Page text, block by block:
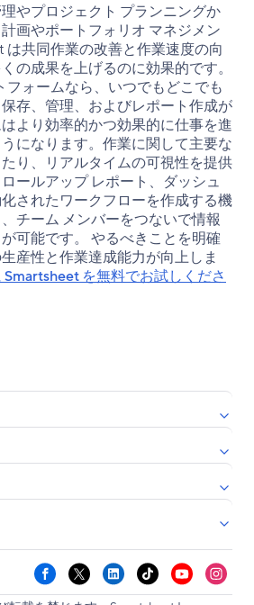
やプロジェクト プランニングか
画やポートフォリオ マネジメン
は共同作業の改善と作業速度の向
の成果を上げるのに効果的です。
フォームなら、いつでもどこでも
存、管理、およびレポート作成が
より効率的かつ効果的に仕事を進
になります。作業に関して主要な
り、リアルタイムの可視性を提供
ールアップ レポート、ダッシュ
されたワークフローを作成する機
チーム メンバーをつないで情報
可能です。 やるべきことを明確
産性と作業達成能力が向上しま
を無料でお試しくださ
Facebook
X LinkedInTikTokYouTube